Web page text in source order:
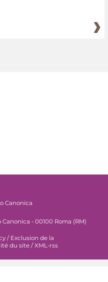
Canonica
- 00100 Roma (RM)
/ Exclusion de la
du site / XML-rss